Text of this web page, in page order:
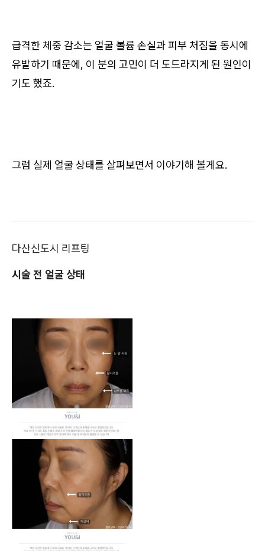
급격한 체중 감소는 얼굴 볼륨 손실과 피부 처짐을 동시에
유발하기 때문에, 이 분의 고민이 더 도드라지게 된 원인이
기도 했죠.
그럼 실제 얼굴 상태를 살펴보면서 이야기해 볼게요.
다산신도시 리프팅
시술 전 얼굴 상태